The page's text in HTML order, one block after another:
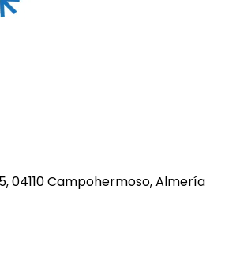
04110 Campohermoso, Almería